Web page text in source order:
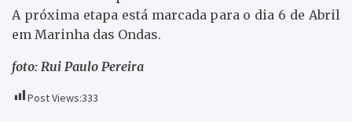
A próxima etapa está marcada para o dia 6 de Abril
em Marinha das Ondas.
foto: Rui Paulo Pereira
Post Views:333